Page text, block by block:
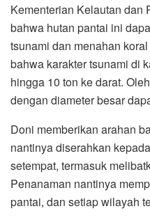
Kementerian Kelautan dan
bahwa hutan pantai ini
tsunami dan menahan
bahwa karakter tsunami di
hingga 10 ton ke darat.
dengan diameter besar
Doni memberikan arahan
nantinya diserahkan
setempat, termasuk
Penanaman nantinya
pantai, dan setiap wilayah